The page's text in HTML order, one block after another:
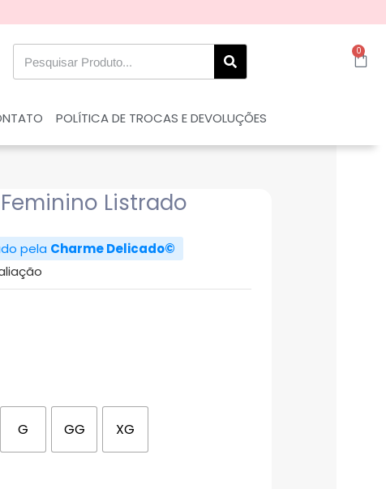
0
POLÍTICA DE TROCAS E DEVOLUÇÕES
Listrado
pela Charme Delicado©
G GG XG